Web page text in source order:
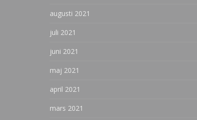
augusti 2021
juli 2021
juni 2021
maj 2021
april 2021
mars 2021